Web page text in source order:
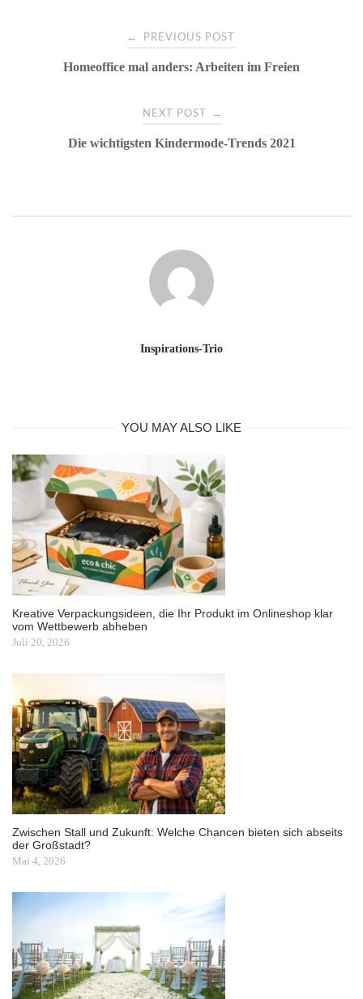
navigation
← PREVIOUS POST
Homeoffice mal anders: Arbeiten im Freien
NEXT POST →
Die wichtigsten Kindermode-Trends 2021
Inspirations-Trio
YOU MAY ALSO LIKE
Kreative Verpackungsideen, die Ihr Produkt im Onlineshop klar
vom Wettbewerb abheben
Juli 20, 2026
Zwischen Stall und Zukunft: Welche Chancen bieten sich abseits
der Großstadt?
Mai 4, 2026